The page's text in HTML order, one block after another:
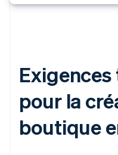
pour la
boutique